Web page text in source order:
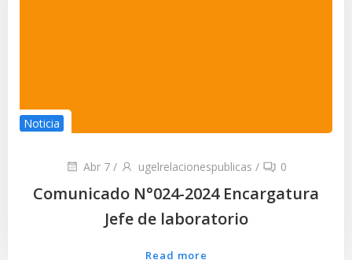
Noticia
Abr 7 / ugelrelacionespublicas / 0
Comunicado N°024-2024 Encargatura
Jefe de laboratorio
Read more